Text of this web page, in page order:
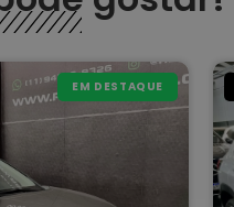
EM DESTAQUE